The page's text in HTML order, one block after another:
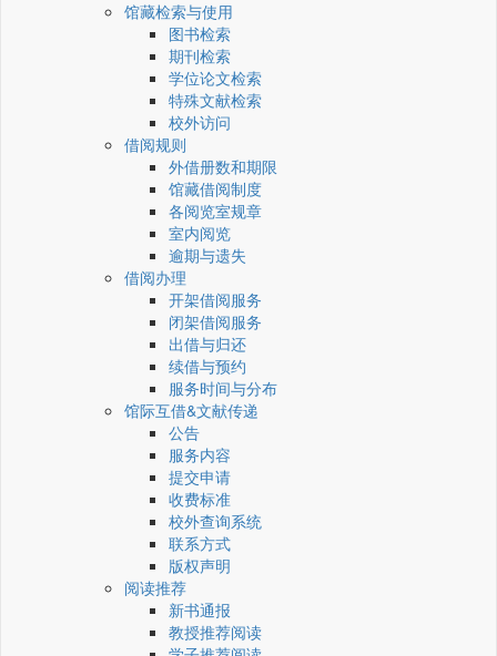
馆藏检索与使用
图书检索
期刊检索
学位论文检索
特殊文献检索
校外访问
借阅规则
外借册数和期限
馆藏借阅制度
各阅览室规章
室内阅览
逾期与遗失
借阅办理
开架借阅服务
闭架借阅服务
出借与归还
续借与预约
服务时间与分布
馆际互借&文献传递
公告
服务内容
提交申请
收费标准
校外查询系统
联系方式
版权声明
阅读推荐
新书通报
教授推荐阅读